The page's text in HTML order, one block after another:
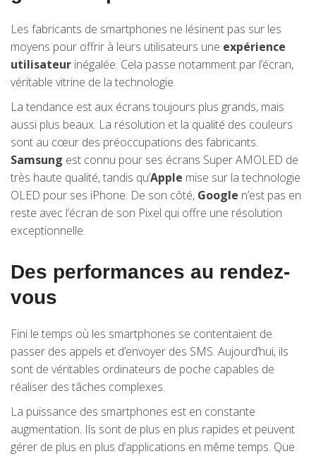
Les fabricants de smartphones ne lésinent pas sur les
moyens pour offrir à leurs utilisateurs une expérience
utilisateur inégalée. Cela passe notamment par l’écran,
véritable vitrine de la technologie.
La tendance est aux écrans toujours plus grands, mais
aussi plus beaux. La résolution et la qualité des couleurs
sont au cœur des préoccupations des fabricants.
Samsung est connu pour ses écrans Super AMOLED de
très haute qualité, tandis qu’Apple mise sur la technologie
OLED pour ses iPhone. De son côté, Google n’est pas en
reste avec l’écran de son Pixel qui offre une résolution
exceptionnelle.
Des performances au rendez-
vous
Fini le temps où les smartphones se contentaient de
passer des appels et d’envoyer des SMS. Aujourd’hui, ils
sont de véritables ordinateurs de poche capables de
réaliser des tâches complexes.
La puissance des smartphones est en constante
augmentation. Ils sont de plus en plus rapides et peuvent
gérer de plus en plus d’applications en même temps. Que